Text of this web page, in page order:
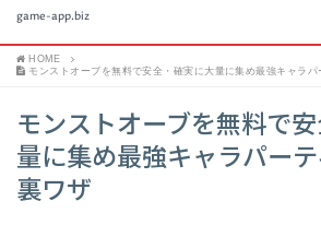
game-app.biz
HOME
モンストオーブを無料で安全・確実に大量に集め最強キャラ
モンストオーブを無料で
量に集め最強キャラパー
裏ワザ